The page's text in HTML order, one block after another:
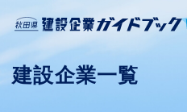
建設企業一覧